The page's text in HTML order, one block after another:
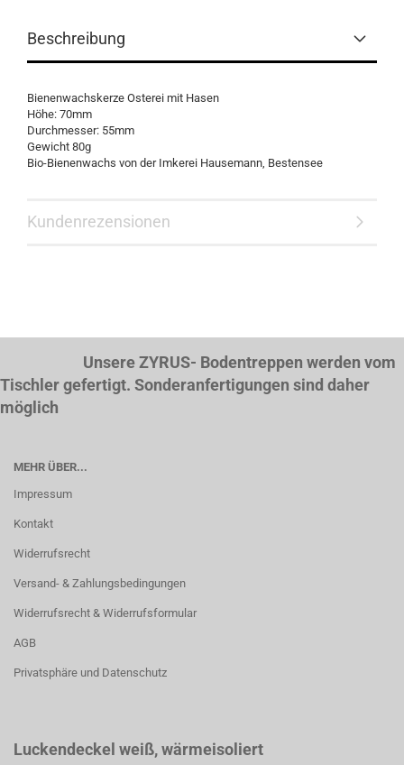
Beschreibung
Bienenwachskerze Osterei mit Hasen
Höhe: 70mm
Durchmesser: 55mm
Gewicht 80g
Bio-Bienenwachs von der Imkerei Hausemann, Bestensee
Kundenrezensionen
Unsere ZYRUS- Bodentreppen werden vom
Tischler gefertigt. Sonderanfertigungen sind daher
möglich
MEHR ÜBER...
Impressum
Kontakt
Widerrufsrecht
Versand- & Zahlungsbedingungen
Widerrufsrecht & Widerrufsformular
AGB
Privatsphäre und Datenschutz
Luckendeckel weiß, wärmeisoliert